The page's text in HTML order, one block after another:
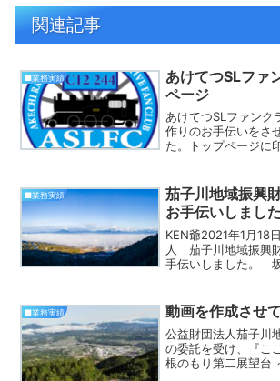
関連記事
■業務実績
あけてつSLファ
ページ
あけてつSLファンク
作りのお手伝いをさ
た。トップページに
■業務実績
茄子川地域振興
お手伝いしました
KEN爺2021年1月18
人 茄子川地域振興
手伝いしました。
した。
■業務実績 動画を作成させ
公益財団法人茄子川
の委託を受け、『
根のもり第二展望台